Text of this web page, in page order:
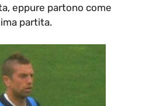
eppure partono come
partita.